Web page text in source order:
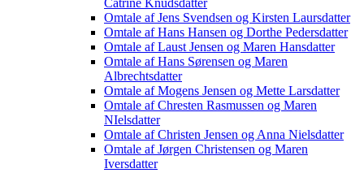
Catrine Knudsdatter
Omtale af Jens Svendsen og Kirsten Laursdatter
Omtale af Hans Hansen og Dorthe Pedersdatter
Omtale af Laust Jensen og Maren Hansdatter
Omtale af Hans Sørensen og Maren
Albrechtsdatter
Omtale af Mogens Jensen og Mette Larsdatter
Omtale af Chresten Rasmussen og Maren
NIelsdatter
Omtale af Christen Jensen og Anna Nielsdatter
Omtale af Jørgen Christensen og Maren
Iversdatter